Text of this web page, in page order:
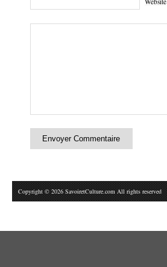
Copyright © 2026 SavoiretCulture.com All rights reserved